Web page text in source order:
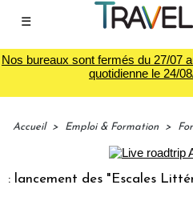
☰
Nos bureaux sont fermés du 27/07
quotidienne le 24/
Accueil > Emploi & Formation >
des "Escales